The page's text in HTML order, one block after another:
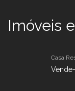
Imóveis
Casa